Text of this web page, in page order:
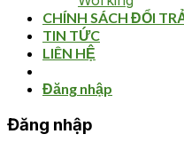
CHÍNH SÁCH ĐỔI
TIN TỨC
LIÊN HỆ
Đăng nhập
Đăng nhập